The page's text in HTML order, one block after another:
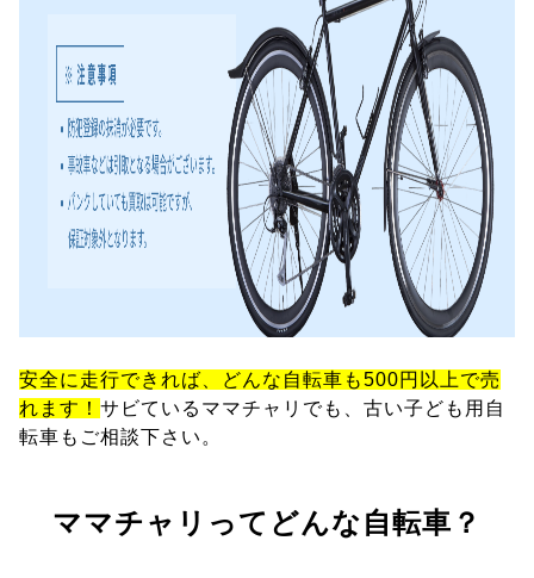
安全に走行できれば、どんな自転車も500円以上で売
れます！ サビているママチャリでも、古い子ども用自
転車もご相談下さい。
ママチャリってどんな自転車？